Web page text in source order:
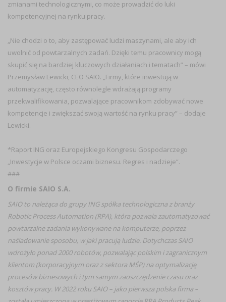
zmianami technologicznymi, co może prowadzić do luki
kompetencyjnej na rynku pracy.
„Nie chodzi o to, aby zastępować ludzi maszynami, ale aby ich
uwolnić od powtarzalnych zadań. Dzięki temu pracownicy mogą
skupić się na bardziej kluczowych działaniach i tematach” – mówi
Przemysław Lewicki, CEO SAIO. „Firmy, które inwestują w
automatyzację, często równolegle wdrażają programy
przekwalifikowania, pozwalające pracownikom zdobywać nowe
kompetencje i zwiększać swoją wartość na rynku pracy” – dodaje
Lewicki.
*Raport ING oraz Europejskiego Kongresu Gospodarczego
„Inwestycje w Polsce oczami biznesu. Regres i nadzieje”.
###
O firmie SAIO S.A.
SAIO to należąca do grupy ING spółka technologiczna z branży
Robotic Process Automation (RPA), która pozwala zautomatyzować
powtarzalne zadania wykonywane na komputerze, poprzez
naśladowanie sposobu, w jaki pracują ludzie. Dotychczas SAIO
wdrożyło ponad 2000 robotów, pozwalając polskim i zagranicznym
klientom (korporacyjnym oraz z sektora MŚP) na optymalizację
procesów biznesowych i tym samym zaoszczędzenie czasu oraz
kosztów pracy. W 2022 roku SAIO – jako pierwsza polska firma –